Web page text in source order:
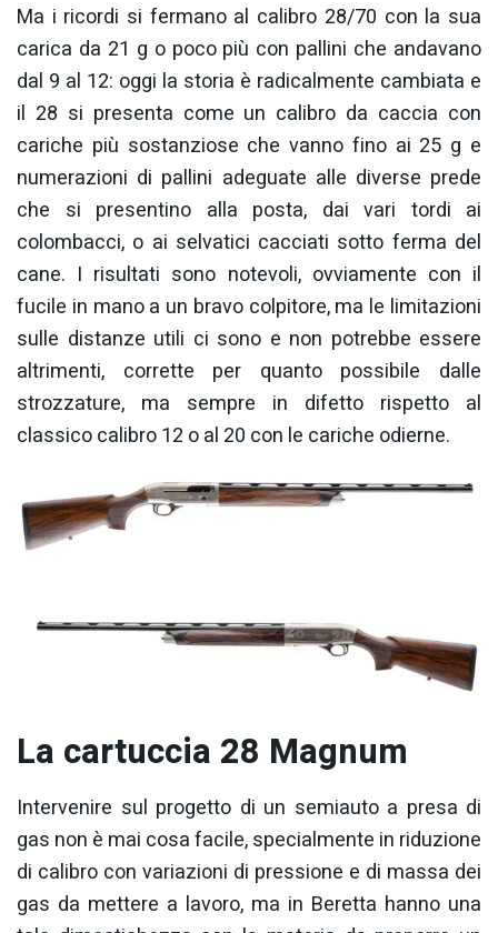
Ma i ricordi si fermano al calibro 28/70 con la sua
carica da 21 g o poco più con pallini che andavano
dal 9 al 12: oggi la storia è radicalmente cambiata e
il 28 si presenta come un calibro da caccia con
cariche più sostanziose che vanno fino ai 25 g e
numerazioni di pallini adeguate alle diverse prede
che si presentino alla posta, dai vari tordi ai
colombacci, o ai selvatici cacciati sotto ferma del
cane. I risultati sono notevoli, ovviamente con il
fucile in mano a un bravo colpitore, ma le limitazioni
sulle distanze utili ci sono e non potrebbe essere
altrimenti, corrette per quanto possibile dalle
strozzature, ma sempre in difetto rispetto al
classico calibro 12 o al 20 con le cariche odierne.
La cartuccia 28 Magnum
Intervenire sul progetto di un semiauto a presa di
gas non è mai cosa facile, specialmente in riduzione
di calibro con variazioni di pressione e di massa dei
gas da mettere a lavoro, ma in Beretta hanno una